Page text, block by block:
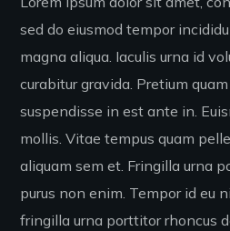
sed do eiusmod tempor
magna aliqua. Iaculis urna id
curabitur gravida. Pretium
suspendisse in est ante in.
mollis. Vitae tempus quam
aliquam sem et. Fringilla urna
purus non enim. Tempor id eu
fringilla urna porttitor rhoncus